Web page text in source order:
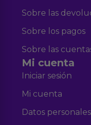
Sobre las
Sobre los pagos
Sobre las
Mi cuenta
Iniciar sesión
Mi cuenta
Datos personales